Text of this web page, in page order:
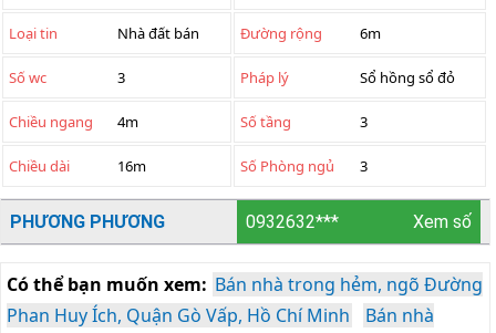
Loại tin Nhà đất bán Đường rộng 6m
Số wc 3 Pháp lý Sổ hồng sổ đỏ
Chiều ngang 4m Số tầng 3
Chiều dài 16m Số Phòng ngủ 3
PHƯƠNG PHƯƠNG 0932632*** Xem số
Có thể bạn muốn xem: Bán nhà trong hẻm, ngõ Đường
Phan Huy Ích, Quận Gò Vấp, Hồ Chí Minh
Bán nhà